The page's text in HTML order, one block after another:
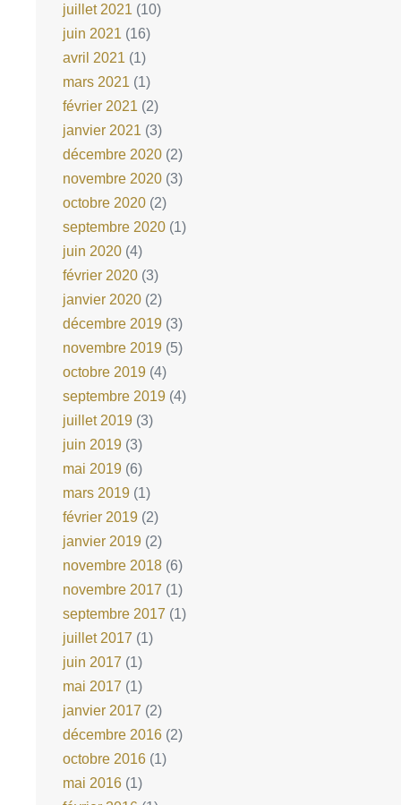
juillet 2021 (10)
juin 2021 (16)
avril 2021 (1)
mars 2021 (1)
février 2021 (2)
janvier 2021 (3)
décembre 2020 (2)
novembre 2020 (3)
octobre 2020 (2)
septembre 2020 (1)
juin 2020 (4)
février 2020 (3)
janvier 2020 (2)
décembre 2019 (3)
novembre 2019 (5)
octobre 2019 (4)
septembre 2019 (4)
juillet 2019 (3)
juin 2019 (3)
mai 2019 (6)
mars 2019 (1)
février 2019 (2)
janvier 2019 (2)
novembre 2018 (6)
novembre 2017 (1)
septembre 2017 (1)
juillet 2017 (1)
juin 2017 (1)
mai 2017 (1)
janvier 2017 (2)
décembre 2016 (2)
octobre 2016 (1)
mai 2016 (1)